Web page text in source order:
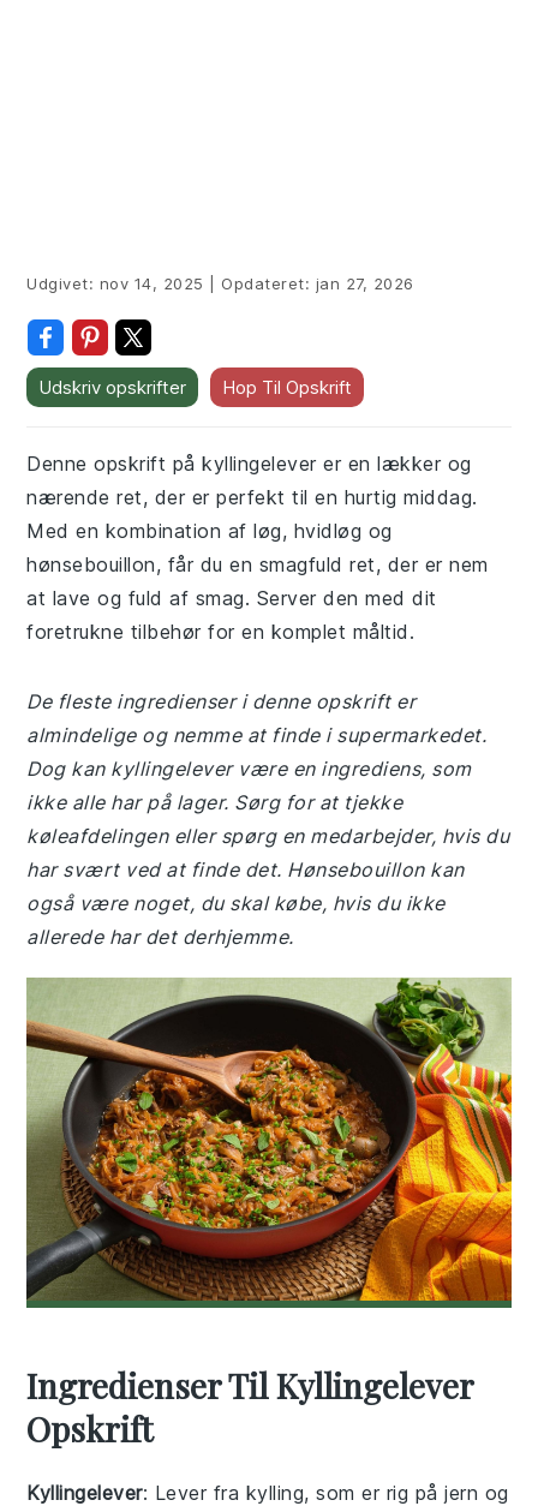
Udgivet: nov 14, 2025 Opdateret: jan 27, 2026
Udskriv opskrifter Hop Til Opskrift
Denne opskrift på kyllingelever er en lækker og
nærende ret, der er perfekt til en hurtig middag.
Med en kombination af løg, hvidløg og
hønsebouillon, får du en smagfuld ret, der er nem
at lave og fuld af smag. Server den med dit
foretrukne tilbehør for en komplet måltid.
De fleste ingredienser i denne opskrift er
almindelige og nemme at finde i supermarkedet.
Dog kan kyllingelever være en ingrediens, som
ikke alle har på lager. Sørg for at tjekke
køleafdelingen eller spørg en medarbejder, hvis du
har svært ved at finde det. Hønsebouillon kan
også være noget, du skal købe, hvis du ikke
allerede har det derhjemme.
Ingredienser Til Kyllingelever
Opskrift
Kyllingelever: Lever fra kylling, som er rig på jern og